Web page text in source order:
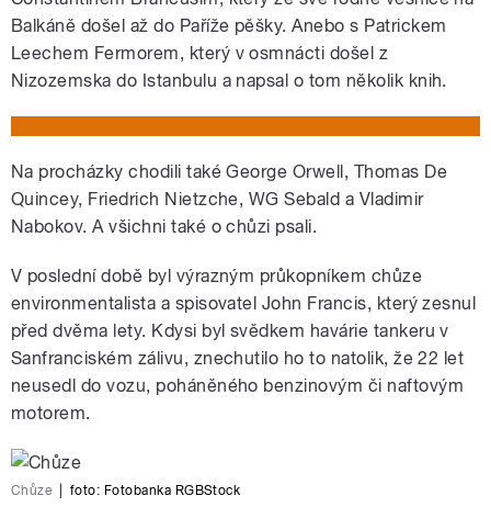
Balkáně došel až do Paříže pěšky. Anebo s Patrickem
Leechem Fermorem, který v osmnácti došel z
Nizozemska do Istanbulu a napsal o tom několik knih.
Na procházky chodili také George Orwell, Thomas De
Quincey, Friedrich Nietzche, WG Sebald a Vladimir
Nabokov. A všichni také o chůzi psali.
V poslední době byl výrazným průkopníkem chůze
environmentalista a spisovatel John Francis, který zesnul
před dvěma lety. Kdysi byl svědkem havárie tankeru v
Sanfranciském zálivu, znechutilo ho to natolik, že 22 let
neusedl do vozu, poháněného benzinovým či naftovým
motorem.
Chůze foto: Fotobanka RGBStock